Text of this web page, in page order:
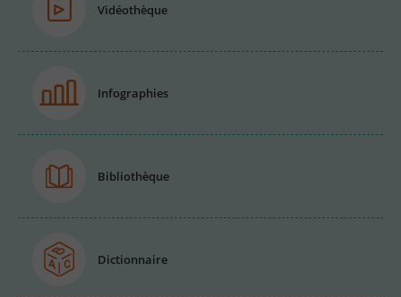
Vidéothèque
Infographies
Bibliothèque
Dictionnaire